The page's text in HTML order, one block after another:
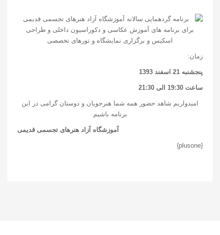
زمان:
پنجشنبه 21 اسفند 1393
ساعت 19:30 الی 21:30
امیدواریم شاهد حضور همه شما هنرجویان و دوستان گرامی در این
برنامه باشیم
آموزشگاه آزاد هنرهای تجسمی قدیمی
{plusone}